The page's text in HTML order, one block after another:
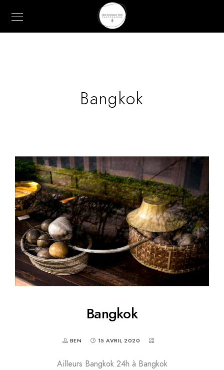
Bangkok
Bangkok
BEN 15 AVRIL 2020
Ailleurs Bangkok 24h à Bangkok